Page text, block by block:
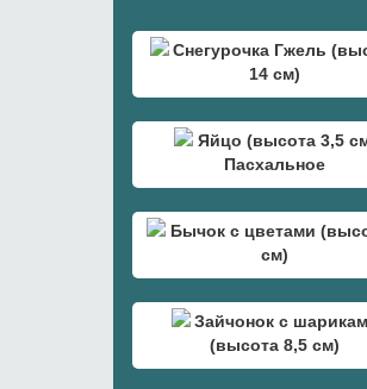
Снегурочка Гжель
14 см)
Яйцо (высота 3,5
Пасхальное
Бычок с цветами
см)
Зайчонок с
(высота 8,5 см)